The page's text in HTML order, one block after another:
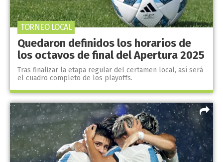
Quedaron definidos los horarios de
los octavos de final del Apertura 2025
Tras finalizar la etapa regular del certamen local, así será
el cuadro completo de los playoffs.
TORNEO LOCAL